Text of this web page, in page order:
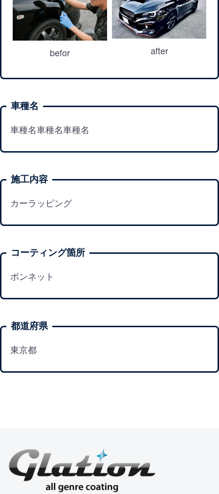
befor after
車種名
車種名車種名車種名
施工内容
カーラッピング
コーティング箇所
ボンネット
都道府県
東京都